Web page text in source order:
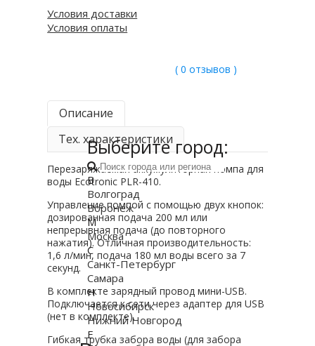
Условия доставки
Условия оплаты
( 0 отзывов )
Описание
Тех. характеристики
Перезаряжаемая аккумуляторная помпа для
воды Ecotronic PLR-410.
Управление помпой с помощью двух кнопок:
дозированная подача 200 мл или
непрерывная подача (до повторного
нажатия). Отличная производительность:
1,6 л/мин, подача 180 мл воды всего за 7
секунд.
В комплекте зарядный провод мини-USB.
Подключается к сети через адаптер для USB
(нет в комплекте).
Гибкая трубка забора воды (для забора
Выберите город:
В
Волгоград
Воронеж
М
Москва
С
Санкт-Петербург
Самара
Н
Новосибирск
Нижний Новгород
Е